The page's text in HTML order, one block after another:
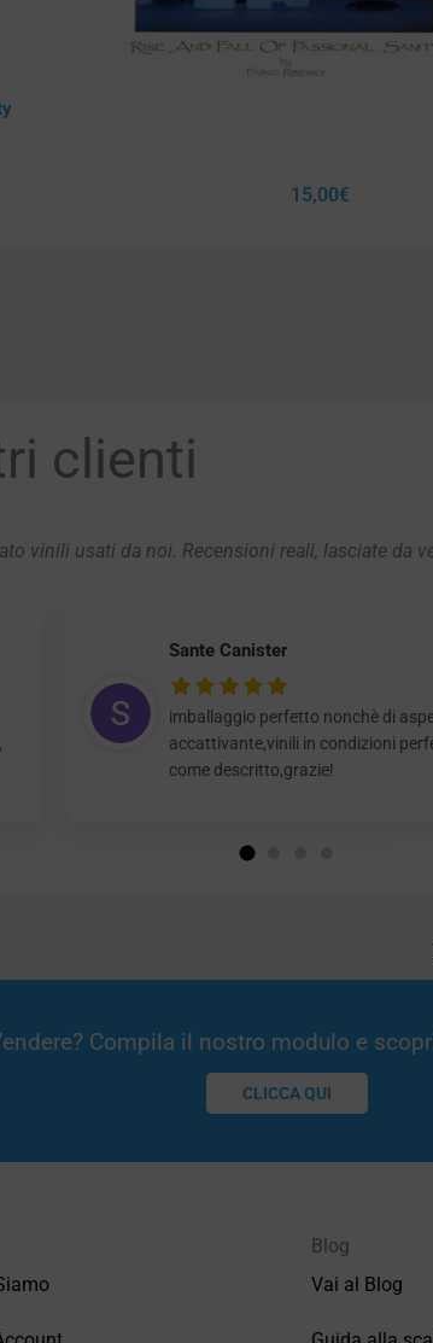
15,00€
clienti
vinili usati da noi. Recensioni reali, lasciate da
Sante Canister
imballaggio perfetto nonchè di
accattivante,vinili in condizioni
come descritto,grazie!
Compila il nostro modulo e
CLICCA QUI
Blog
Vai al Blog